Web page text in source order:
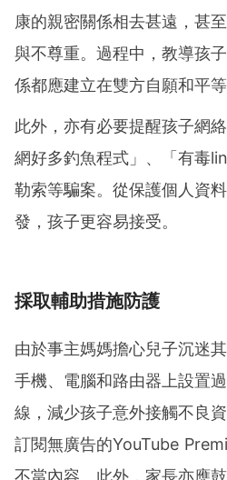
康的親密關係相去甚遠，甚
與不尊重。過程中，教導孩
係都應建立在雙方自願和平等
此外，亦有必要提醒孩子網
網好多釣魚程式」、「有毒
勒索等騙案。從保護個人資
發，孩子更容易接受。
採取輔助措施防護
由於事主媽媽擔心兒子沉迷
手機、電腦和路由器上設置
線，減少孩子意外接觸不良
訂閱無廣告的YouTube
不當內容。此外，家長亦應